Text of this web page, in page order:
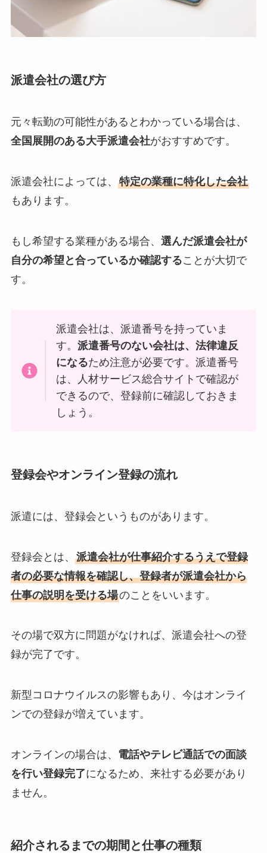
派遣会社の選び方
元々転勤の可能性があるとわかっている場合は、
全国展開のある大手派遣会社がおすすめです。
派遣会社によっては、 特定の業種に特化した会社
もあります。
もし希望する業種がある場合、 選んだ派遣会社が
自分の希望と合っているか確認することが大切で
す。
派遣会社は、派遣番号を持っていま
す。派遣番号のない会社は、法律違反
になるため注意が必要です。派遣番号
は、人材サービス総合サイトで確認が
できるので、登録前に確認しておきま
しょう。
登録会やオンライン登録の流れ
派遣には、登録会というものがあります。
登録会とは、 派遣会社が仕事紹介するうえで登録
者の必要な情報を確認し、登録者が派遣会社から
仕事の説明を受ける場のことをいいます。
その場で双方に問題がなければ、派遣会社への登
録が完了です。
新型コロナウイルスの影響もあり、今はオンライ
ンでの登録が増えています。
オンラインの場合は、 電話やテレビ通話での面談
を行い登録完了になるため、来社する必要があり
ません。
紹介されるまでの期間と仕事の種類